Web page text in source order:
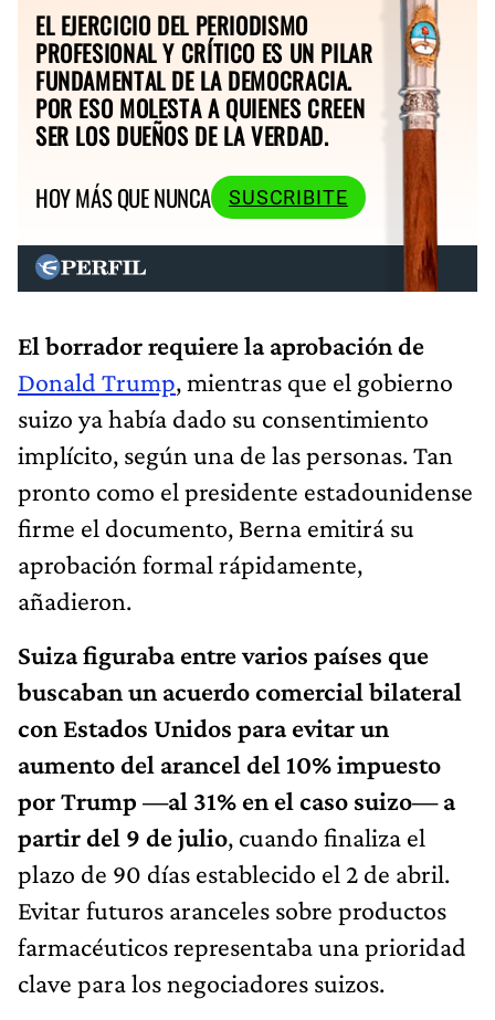
EL EJERCICIO DEL PERIODISMO
PROFESIONAL Y CRÍTICO ES UN PILAR
FUNDAMENTAL DE LA DEMOCRACIA.
POR ESO MOLESTA A QUIENES CREEN
SER LOS DUEÑOS DE LA VERDAD.
HOY MÁS QUE NUNCA
SUSCRIBITE
El borrador requiere la aprobación de
Donald Trump, mientras que el gobierno
suizo ya había dado su consentimiento
implícito, según una de las personas. Tan
pronto como el presidente estadounidense
firme el documento, Berna emitirá su
aprobación formal rápidamente,
añadieron.
Suiza figuraba entre varios países que
buscaban un acuerdo comercial bilateral
con Estados Unidos para evitar un
aumento del arancel del 10% impuesto
por Trump —al 31% en el caso suizo— a
partir del 9 de julio, cuando finaliza el
plazo de 90 días establecido el 2 de abril.
Evitar futuros aranceles sobre productos
farmacéuticos representaba una prioridad
clave para los negociadores suizos.